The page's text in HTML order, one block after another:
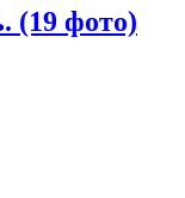
(19 фото)